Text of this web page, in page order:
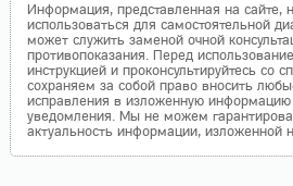
Информация, представленная на сайте,
использоваться для самостоятельной
может служить заменой очной
противопоказания. Перед
инструкцией и проконсультируйтесь со
сохраняем за собой право вносить
исправления в изложенную информацию
уведомления. Мы не можем
актуальность информации, изложенной